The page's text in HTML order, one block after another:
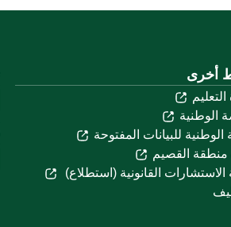
أخرى
الوطنية
الوطنية للبيانات المفتوحة
منطقة القصيم
القانونية (استطلاع)